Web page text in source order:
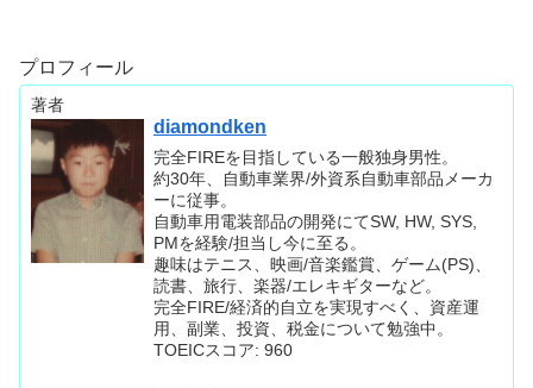
プロフィール
著者
diamondken
完全FIREを目指している一般独身男性。
約30年、自動車業界/外資系自動車部品メーカ
ーに従事。
自動車用電装部品の開発にてSW, HW, SYS,
PMを経験/担当し今に至る。
趣味はテニス、映画/音楽鑑賞、ゲーム(PS)、
読書、旅行、楽器/エレキギターなど。
完全FIRE/経済的自立を実現すべく、資産運
用、副業、投資、税金について勉強中。
TOEICスコア: 960